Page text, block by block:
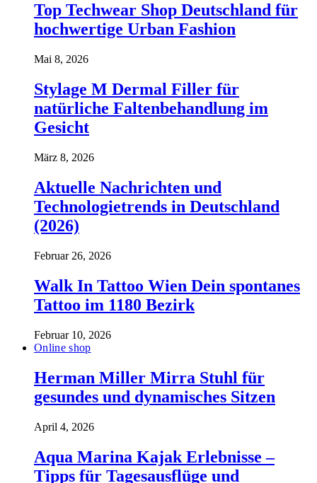
Top Techwear Shop Deutschland für
hochwertige Urban Fashion
Mai 8, 2026
Stylage M Dermal Filler für
natürliche Faltenbehandlung im
Gesicht
März 8, 2026
Aktuelle Nachrichten und
Technologietrends in Deutschland
(2026)
Februar 26, 2026
Walk In Tattoo Wien Dein spontanes
Tattoo im 1180 Bezirk
Februar 10, 2026
Online shop
Herman Miller Mirra Stuhl für
gesundes und dynamisches Sitzen
April 4, 2026
Aqua Marina Kajak Erlebnisse –
Tipps für Tagesausflüge und